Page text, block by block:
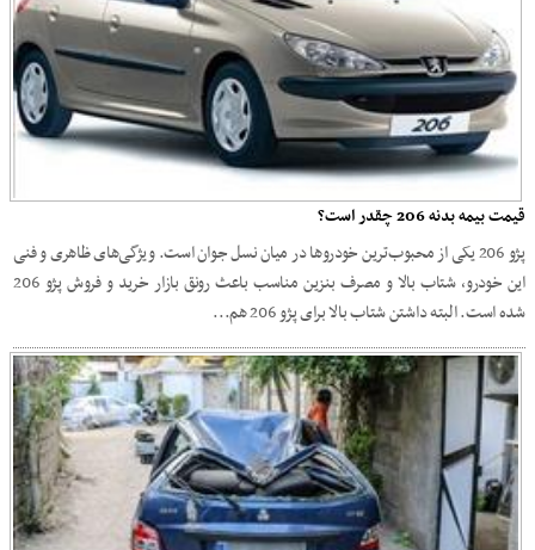
قیمت بیمه بدنه 206 چقدر است؟
پژو 206 یکی از محبوب‌ترین خودروها در میان نسل جوان است. ویژگی‌های ظاهری و فنی
این خودرو، شتاب بالا و مصرف بنزین مناسب باعث رونق بازار خرید و فروش پژو 206
شده است. البته داشتن شتاب بالا برای پژو 206 هم...